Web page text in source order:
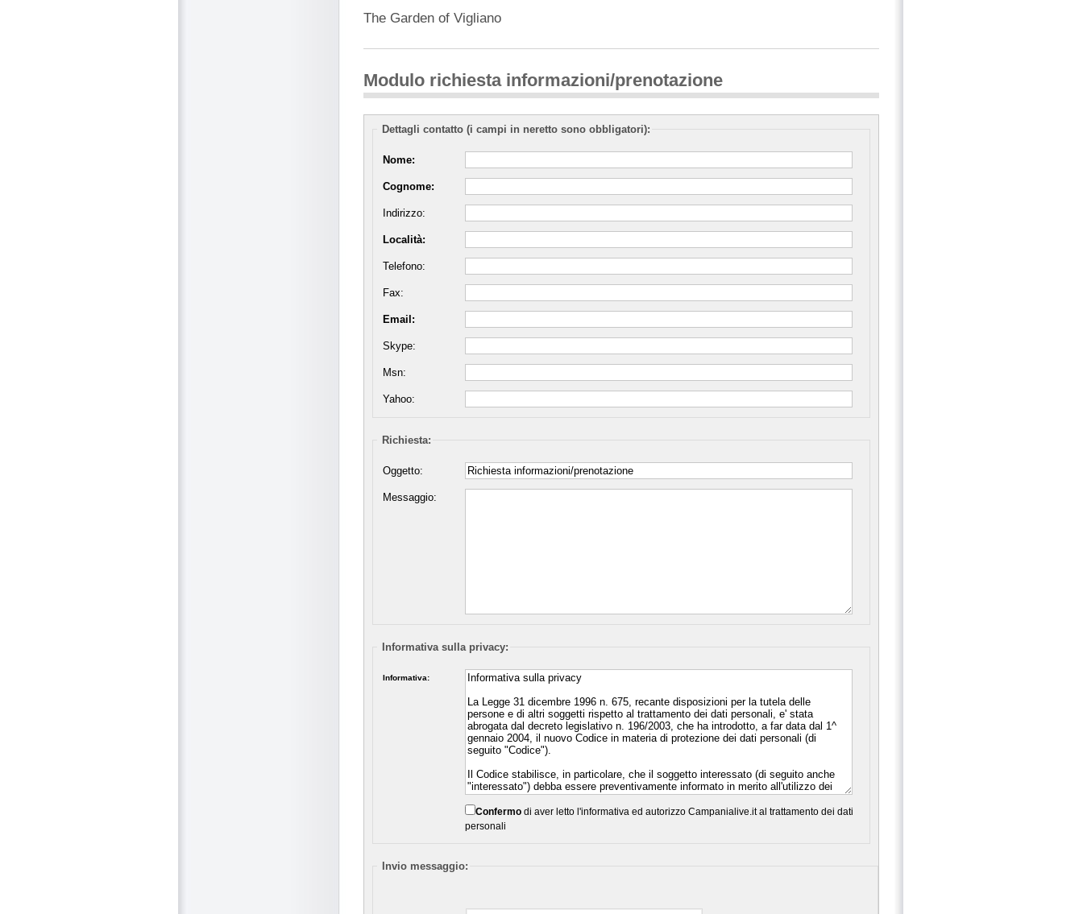
The Garden of Vigliano
Modulo richiesta informazioni/prenotazione
Dettagli contatto (i campi in neretto sono obbligatori):
Nome:
Cognome:
Indirizzo:
Località:
Telefono:
Fax:
Email:
Skype:
Msn:
Yahoo:
Richiesta:
Oggetto:
Messaggio:
Informativa sulla privacy:
Informativa:
Confermo di aver letto l'informativa ed autorizzo Campanialive.it al trattamento dei dati
personali
Invio messaggio: